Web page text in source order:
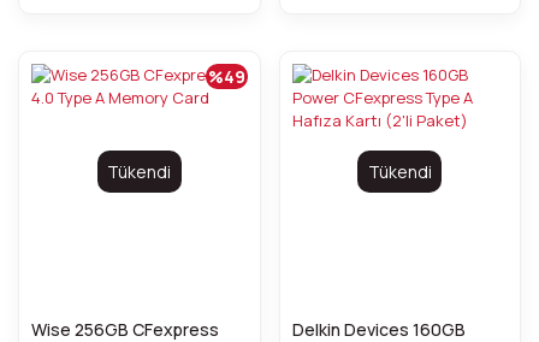
Tükendi
Wise 256GB CFexpress
%49
Tükendi
Delkin Devices 160GB